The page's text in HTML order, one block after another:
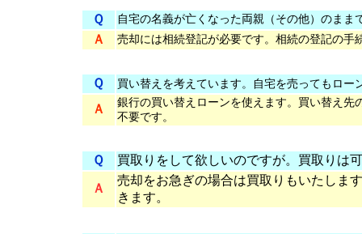
Ｑ 自宅の名義が亡くなった両親（その他）のまま
Ａ 売却には相続登記が必要です。相続の登記の手
Ｑ 買い替えを考えています。自宅を売ってもロー
Ａ
銀行の買い替えローンを使えます。買い替え
不要です。
Ｑ 買取りをして欲しいのですが。買取りは
Ａ
売却をお急ぎの場合は買取りもいたしま
きます。